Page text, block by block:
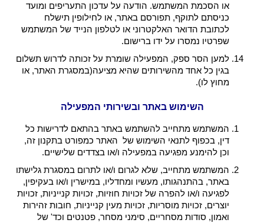
או הסכמת המשתמש. הודעה על עדכון התעריפים ומועד
כניסתם לתוקף, תפורסם באתר, או לחילופין תישלח
לכתובת הדואר האלקטרוני או לטלפון הנייד של המשתמש
שפרטיו נמסרו על ידו ברישום.
למען הסר ספק, המפעילה שומרת על זכותה לדרוש תשלום
בגין כל אחד מהשירותים שהיא מציעה(במסגרת האתר, או
מחוץ לו).
השימוש באתר ובשירותי המפעילה
המשתמש מתחייב להשתמש באתר בהתאם לדרישות כל
דין, בכפוף לתנאי השימוש של האתר כמפורט בתקנון זה,
וכן להימנע מפגיעה במפעילה ו/או בצדדים שלישיים.
המשתמש מתחייב, שלא לגרום ו/או לתרום במסגרת גלישתו
באתר, בהתנהגותו, מעשיו ומחדליו, במישרין ו/או בעקיפין,
לפגיעה ו/או להפרה של זכויות חוזיות, זכויות קנייניות, זכויות
יוצרים, זכויות מוסריות, זכויות מעין קנייניות, חובות זהירות
ואמון, סודות מסחריים, סימני מסחר, פטנטים וכד' של